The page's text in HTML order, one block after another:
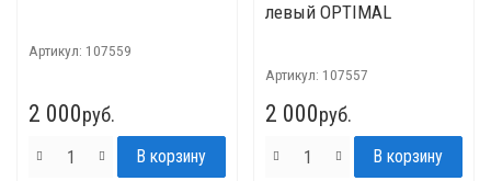
Артикул: 107559
2 000руб.
левый OPTIMAL
Артикул: 107557
2 000руб.